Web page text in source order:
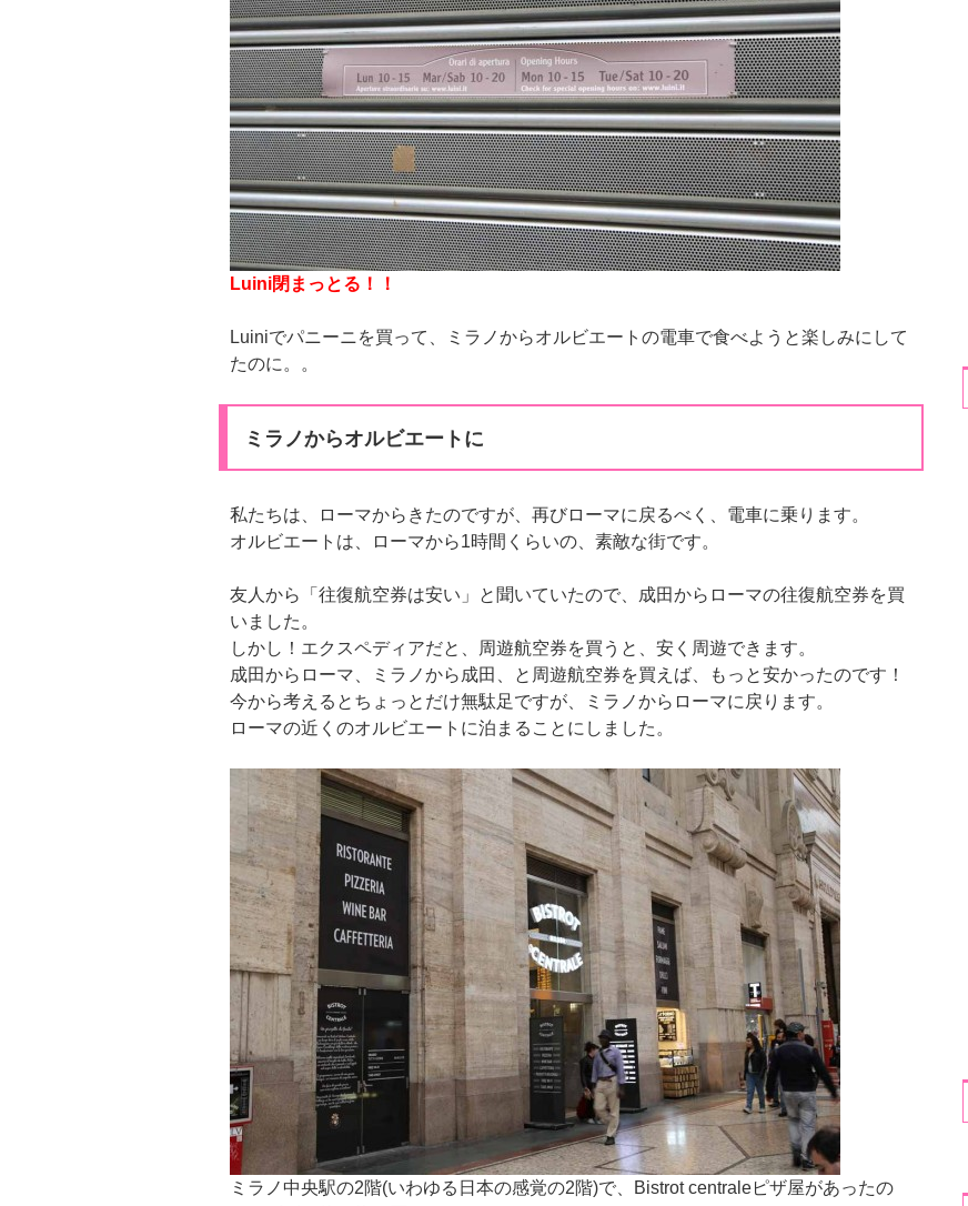
Luini閉まっとる！！
Luiniでパニーニを買って、ミラノからオルビエートの電車で食べようと楽しみにして
たのに。。
ミラノからオルビエートに
私たちは、ローマからきたのですが、再びローマに戻るべく、電車に乗ります。
オルビエートは、ローマから1時間くらいの、素敵な街です。
友人から「往復航空券は安い」と聞いていたので、成田からローマの往復航空券を買
いました。
しかし！エクスペディアだと、周遊航空券を買うと、安く周遊できます。
成田からローマ、ミラノから成田、と周遊航空券を買えば、もっと安かったのです！
今から考えるとちょっとだけ無駄足ですが、ミラノからローマに戻ります。
ローマの近くのオルビエートに泊まることにしました。
ミラノ中央駅の2階(いわゆる日本の感覚の2階)で、Bistrot centraleピザ屋があったの